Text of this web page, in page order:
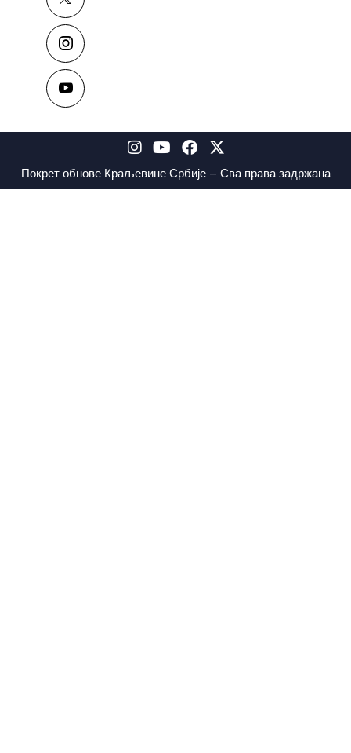
Покрет обнове Краљевине Србије – Сва права задржана